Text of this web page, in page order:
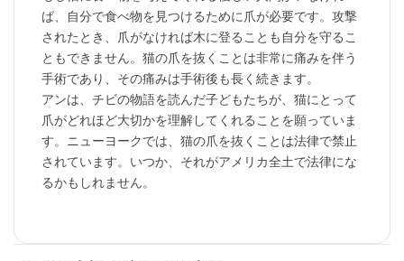
ば、自分で食べ物を見つけるために爪が必要です。攻撃
されたとき、爪がなければ木に登ることも自分を守るこ
ともできません。猫の爪を抜くことは非常に痛みを伴う
手術であり、その痛みは手術後も長く続きます。
アンは、チビの物語を読んだ子どもたちが、猫にとって
爪がどれほど大切かを理解してくれることを願っていま
す。ニューヨークでは、猫の爪を抜くことは法律で禁止
されています。いつか、それがアメリカ全土で法律にな
るかもしれません。